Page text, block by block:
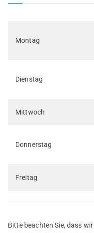
Montag
Dienstag
Mittwoch
Donnerstag
Freitag
Bitte beachten Sie, dass